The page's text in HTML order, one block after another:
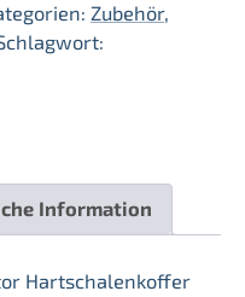
Zubehör,
Information
Hartschalenkoffer